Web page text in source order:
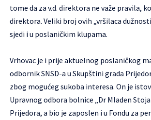
tome da za v.d. direktora ne važe pravila,
direktora. Veliki broj ovih „vršilaca
sjedi i u poslaničkim klupama.
Vrhovac je i prije aktuelnog poslaničkog
odbornik SNSD-a u Skupštini grada
zbog mogućeg sukoba interesa. On je
Upravnog odbora bolnice „Dr Mladen
Prijedora, a bio je zaposlen i u Fondu za